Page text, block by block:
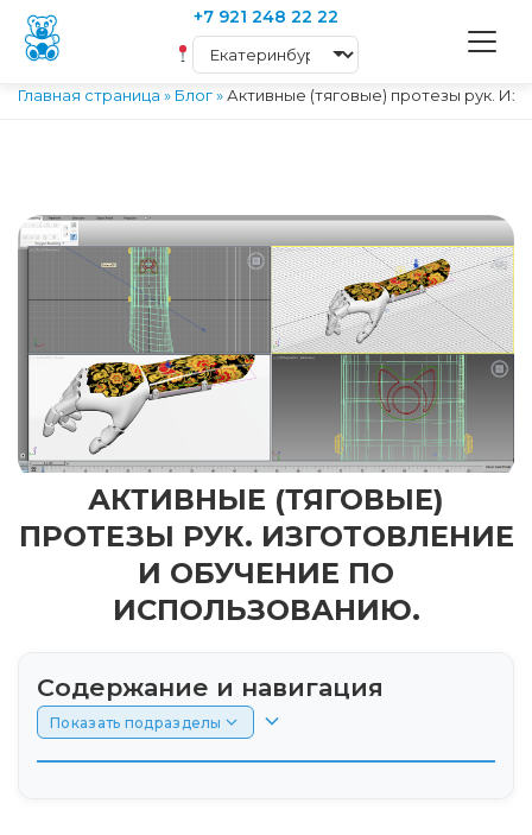
+7 921 248 22 22
Главная страница » Блог»Активные (тяговые) протезы рук.
АКТИВНЫЕ (ТЯГОВЫЕ)
ПРОТЕЗЫ РУК. ИЗГОТОВЛЕНИЕ
И ОБУЧЕНИЕ ПО
ИСПОЛЬЗОВАНИЮ.
Содержание и навигация
Показать подразделы